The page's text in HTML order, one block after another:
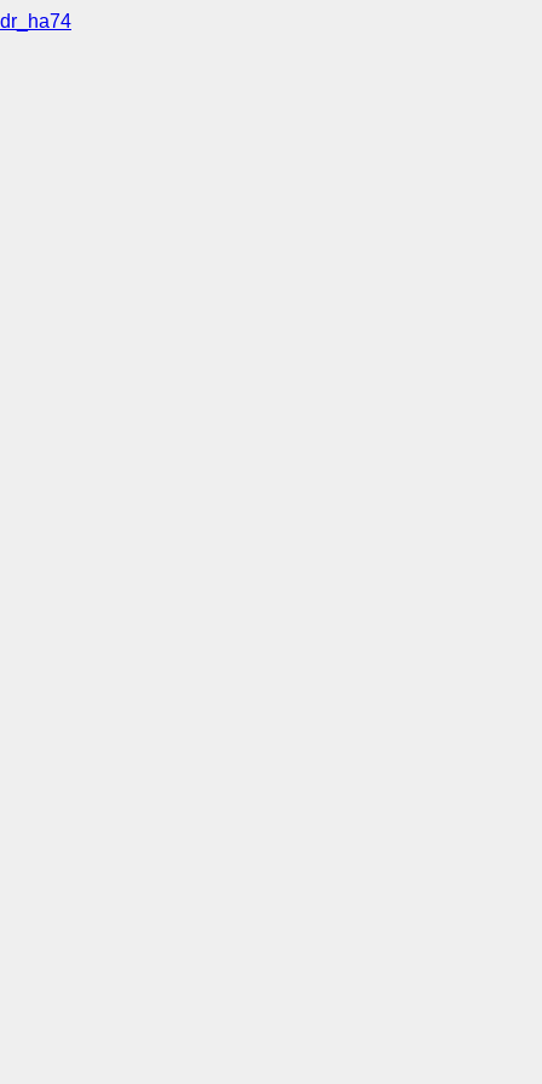
dr_ha74